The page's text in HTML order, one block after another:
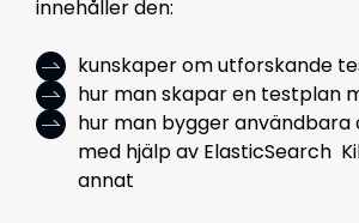
innehåller den:
kunskaper om utforskande
hur man skapar en testplan
hur man bygger
med hjälp av ElasticSearch
annat